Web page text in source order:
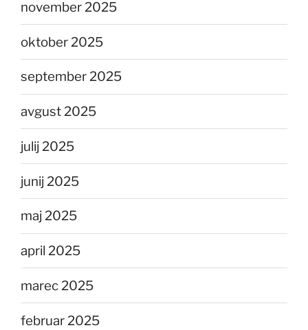
november 2025
oktober 2025
september 2025
avgust 2025
julij 2025
junij 2025
maj 2025
april 2025
marec 2025
februar 2025